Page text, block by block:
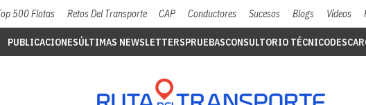
500 Flotas Retos Del Transporte CAP Conductores Sucesos Blogs Vídeos
PUBLICACIONESÚLTIMAS NEWSLETTERSPRUEBASCONSULTORIO TÉCNICO